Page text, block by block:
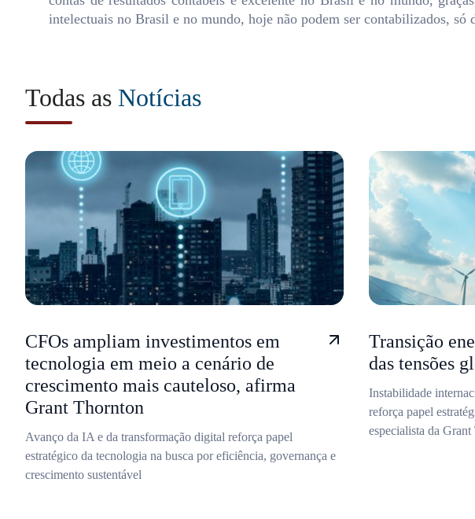
intelectuais no Brasil e no mundo, hoje não podem ser contabilizados,
Todas as Notícias
CFOs ampliam investimentos em
tecnologia em meio a cenário de
crescimento mais cauteloso, afirma
Grant Thornton
Avanço da IA e da transformação digital reforça papel
estratégico da tecnologia na busca por eficiência, governança e
crescimento sustentável
Transição
das tensões
Instabilidade
reforça papel
especialista da